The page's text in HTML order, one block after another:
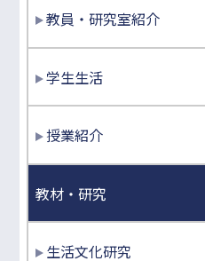
教員・研究室紹介
学生生活
授業紹介
教材・研究
生活文化研究